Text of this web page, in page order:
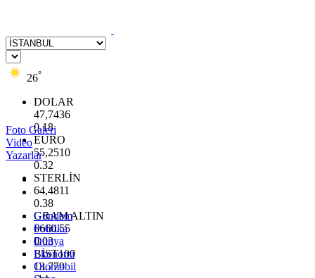
26°
DOLAR
47,7436
0.18
EURO
55,2510
0.32
STERLİN
64,4811
0.38
GRAM ALTIN
6660.55
0.03
BİST100
13.779
Foto Galeri
Video
Yazarlar
Gündem
Politika
Dünya
Ekonomi
Otomobil